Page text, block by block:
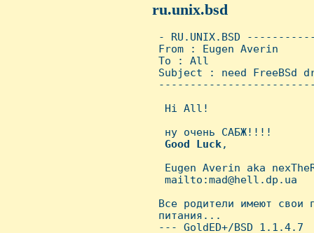
ru.unix.bsd
- RU.UNIX.BSD
From : Eugen Averin
To : All
Subject : need FreeBSd
  Hi All!
  ну очень САБЖ!!!!
Good
Luck,
Eugen Averin aka
  mailto:mad@hell.dp.ua
Все родители имеют свои
питания...
--- GoldED+/BSD 1.1.4.7